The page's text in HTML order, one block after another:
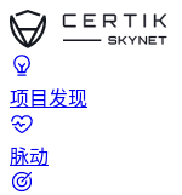
项目发现
脉动